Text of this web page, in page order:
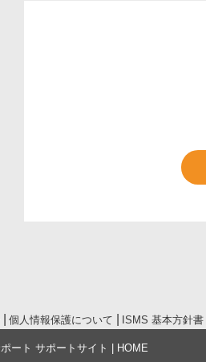
個人情報保護について ISMS 基本方針書
ート サポートサイト | HOME